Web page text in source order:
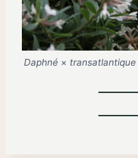
Daphné × transatlantique